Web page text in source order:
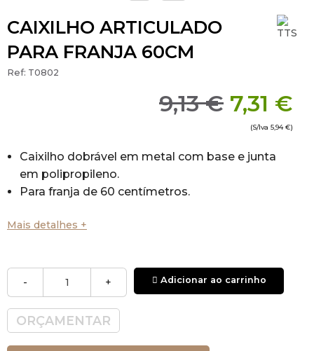
CAIXILHO ARTICULADO
PARA FRANJA 60CM
Ref: T0802
9,13 € 7,31 €
(S/Iva 5,94 €)
Caixilho dobrável em metal com base e junta
em polipropileno.
Para franja de 60 centímetros.
Mais detalhes +
- + Adicionar ao carrinho
ORÇAMENTAR